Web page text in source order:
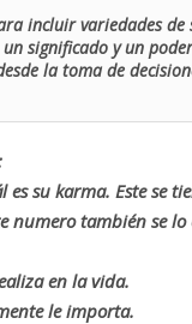
incluir variedades de
significado y un
la toma de
es su karma. Este se
numero también se
en la vida.
le importa.